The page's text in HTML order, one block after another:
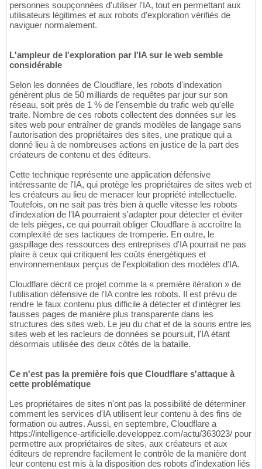
personnes soupçonnées d'utiliser l'IA, tout en permettant aux
utilisateurs légitimes et aux robots d'exploration vérifiés de
naviguer normalement.
L'ampleur de l'exploration par l'IA sur le web semble
considérable
Selon les données de Cloudflare, les robots d'indexation
génèrent plus de 50 milliards de requêtes par jour sur son
réseau, soit près de 1 % de l'ensemble du trafic web qu'elle
traite. Nombre de ces robots collectent des données sur les
sites web pour entraîner de grands modèles de langage sans
l'autorisation des propriétaires des sites, une pratique qui a
donné lieu à de nombreuses actions en justice de la part des
créateurs de contenu et des éditeurs.
Cette technique représente une application défensive
intéressante de l'IA, qui protège les propriétaires de sites web et
les créateurs au lieu de menacer leur propriété intellectuelle.
Toutefois, on ne sait pas très bien à quelle vitesse les robots
d'indexation de l'IA pourraient s'adapter pour détecter et éviter
de tels pièges, ce qui pourrait obliger Cloudflare à accroître la
complexité de ses tactiques de tromperie. En outre, le
gaspillage des ressources des entreprises d'IA pourrait ne pas
plaire à ceux qui critiquent les coûts énergétiques et
environnementaux perçus de l'exploitation des modèles d'IA.
Cloudflare décrit ce projet comme la « première itération » de
l'utilisation défensive de l'IA contre les robots. Il est prévu de
rendre le faux contenu plus difficile à détecter et d'intégrer les
fausses pages de manière plus transparente dans les
structures des sites web. Le jeu du chat et de la souris entre les
sites web et les racleurs de données se poursuit, l'IA étant
désormais utilisée des deux côtés de la bataille.
Ce n'est pas la première fois que Cloudflare s'attaque à
cette problématique
Les propriétaires de sites n'ont pas la possibilité de déterminer
comment les services d'IA utilisent leur contenu à des fins de
formation ou autres. Aussi, en septembre, Cloudflare a
https://intelligence-artificielle.developpez.com/actu/363023/ pour
permettre aux propriétaires de sites, aux créateurs et aux
éditeurs de reprendre facilement le contrôle de la manière dont
leur contenu est mis à la disposition des robots d'indexation liés